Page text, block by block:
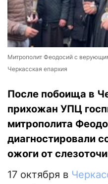
Митрополит Феодосий с
Черкасская епархия
После побоища в
прихожан УПЦ
митрополита
диагностировали
ожоги от
17 октября в